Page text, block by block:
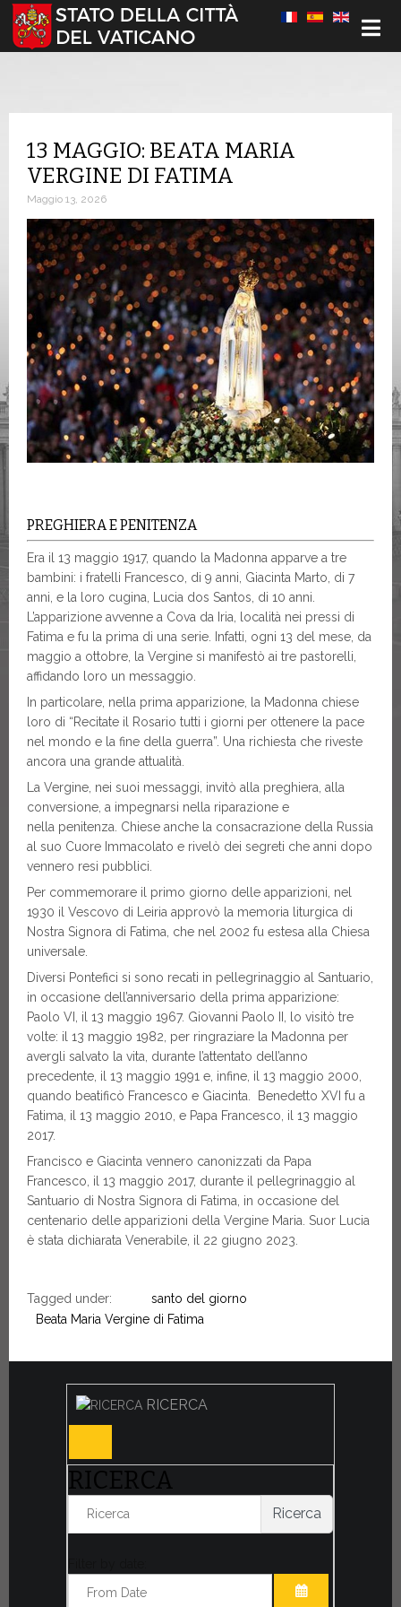
Seleziona la tua lingua
13 MAGGIO: BEATA MARIA
VERGINE DI FATIMA
Maggio 13, 2026
PREGHIERA E PENITENZA
Era il 13 maggio 1917, quando la Madonna apparve a tre
bambini: i fratelli Francesco, di 9 anni, Giacinta Marto, di 7
anni, e la loro cugina, Lucia dos Santos, di 10 anni.
L’apparizione avvenne a Cova da Iria, località nei pressi di
Fatima e fu la prima di una serie. Infatti, ogni 13 del mese, da
maggio a ottobre, la Vergine si manifestò ai tre pastorelli,
affidando loro un messaggio.
In particolare, nella prima apparizione, la Madonna chiese
loro di “Recitate il Rosario tutti i giorni per ottenere la pace
nel mondo e la fine della guerra”. Una richiesta che riveste
ancora una grande attualità.
La Vergine, nei suoi messaggi, invitò alla preghiera, alla
conversione, a impegnarsi nella riparazione e
nella penitenza. Chiese anche la consacrazione della Russia
al suo Cuore Immacolato e rivelò dei segreti che anni dopo
vennero resi pubblici.
Per commemorare il primo giorno delle apparizioni, nel
1930 il Vescovo di Leiria approvò la memoria liturgica di
Nostra Signora di Fatima, che nel 2002 fu estesa alla Chiesa
universale.
Diversi Pontefici si sono recati in pellegrinaggio al Santuario,
in occasione dell’anniversario della prima apparizione:
Paolo VI, il 13 maggio 1967. Giovanni Paolo II, lo visitò tre
volte: il 13 maggio 1982, per ringraziare la Madonna per
avergli salvato la vita, durante l’attentato dell’anno
precedente, il 13 maggio 1991 e, infine, il 13 maggio 2000,
quando beatificò Francesco e Giacinta. Benedetto XVI fu a
Fatima, il 13 maggio 2010, e Papa Francesco, il 13 maggio
2017.
Francisco e Giacinta vennero canonizzati da Papa
Francesco, il 13 maggio 2017, durante il pellegrinaggio al
Santuario di Nostra Signora di Fatima, in occasione del
centenario delle apparizioni della Vergine Maria. Suor Lucia
è stata dichiarata Venerabile, il 22 giugno 2023.
Tagged under:
santo del giorno
Beata Maria Vergine di Fatima
RICERCA
RICERCA
Ricerca